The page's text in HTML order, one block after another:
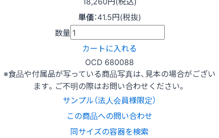
単価：41.5円(税抜)
数量
カートに入れる
OCD 680088
※食品や付属品が写っている商品写真は、見本の場合がござい
ます。ご不明の際はお問い合わせください。
サンプル（法人会員様限定）
この商品への問い合わせ
同サイズの容器を検索